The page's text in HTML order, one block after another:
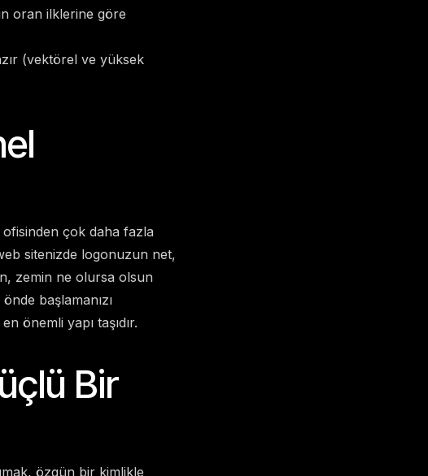
oran ilklerine göre
(vektörel ve yüksek
ofisinden çok daha fazla
sitenizde logonuzun net,
zemin ne olursa olsun
başlamanızı
önemli yapı taşıdır.
Bir
özgün bir kimlikle